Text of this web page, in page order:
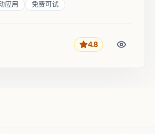
应用 免费可试
评分4.8